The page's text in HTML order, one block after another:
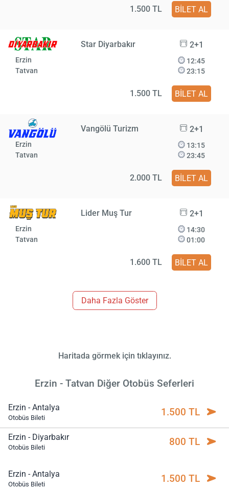
1.500 TL BİLET AL
Star Diyarbakır 2+1
Erzin
Tatvan
12:45
23:15
1.500 TL BİLET AL
Vangölü Turizm 2+1
Erzin
Tatvan
13:15
23:45
2.000 TL BİLET AL
Lider Muş Tur 2+1
Erzin
Tatvan
14:30
01:00
1.600 TL BİLET AL
Daha Fazla Göster
Haritada görmek için tıklayınız.
Erzin - Tatvan Diğer Otobüs Seferleri
Erzin - Antalya
Otobüs Bileti 1.500 TL
Erzin - Diyarbakır
Otobüs Bileti 800 TL
Erzin - Antalya
Otobüs Bileti 1.500 TL